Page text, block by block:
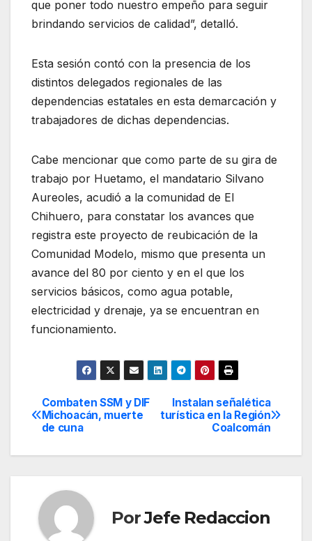
que poner todo nuestro empeño para seguir
brindando servicios de calidad”, detalló.
Esta sesión contó con la presencia de los
distintos delegados regionales de las
dependencias estatales en esta demarcación y
trabajadores de dichas dependencias.
Cabe mencionar que como parte de su gira de
trabajo por Huetamo, el mandatario Silvano
Aureoles, acudió a la comunidad de El
Chihuero, para constatar los avances que
registra este proyecto de reubicación de la
Comunidad Modelo, mismo que presenta un
avance del 80 por ciento y en el que los
servicios básicos, como agua potable,
electricidad y drenaje, ya se encuentran en
funcionamiento.
Navegación
de
Instalan señalética
turística en la Región
Coalcomán
Combaten SSM y DIF
Michoacán, muerte
de cuna
PorJefe Redaccion